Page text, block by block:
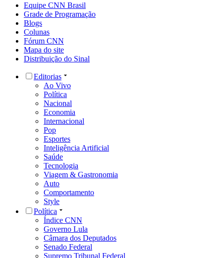
Equipe CNN Brasil
Grade de Programação
Blogs
Colunas
Fórum CNN
Mapa do site
Distribuição do Sinal
Editorias
Ao Vivo
Política
Nacional
Economia
Internacional
Pop
Esportes
Inteligência Artificial
Saúde
Tecnologia
Viagem & Gastronomia
Auto
Comportamento
Style
Política
Índice CNN
Governo Lula
Câmara dos Deputados
Senado Federal
Supremo Tribunal Federal